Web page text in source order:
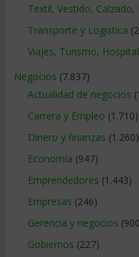
Textil, Vestido, Calzado,
Transporte y Logistica
Viajes, Turismo,
Negocios (7.837)
Actualidad de negocios
Carrera y Empleo (1.710)
Dinero y finanzas (1.260)
Economía (947)
Emprendedores (1.443)
Empresas (246)
Gerencia y negocios
Gobiernos (227)